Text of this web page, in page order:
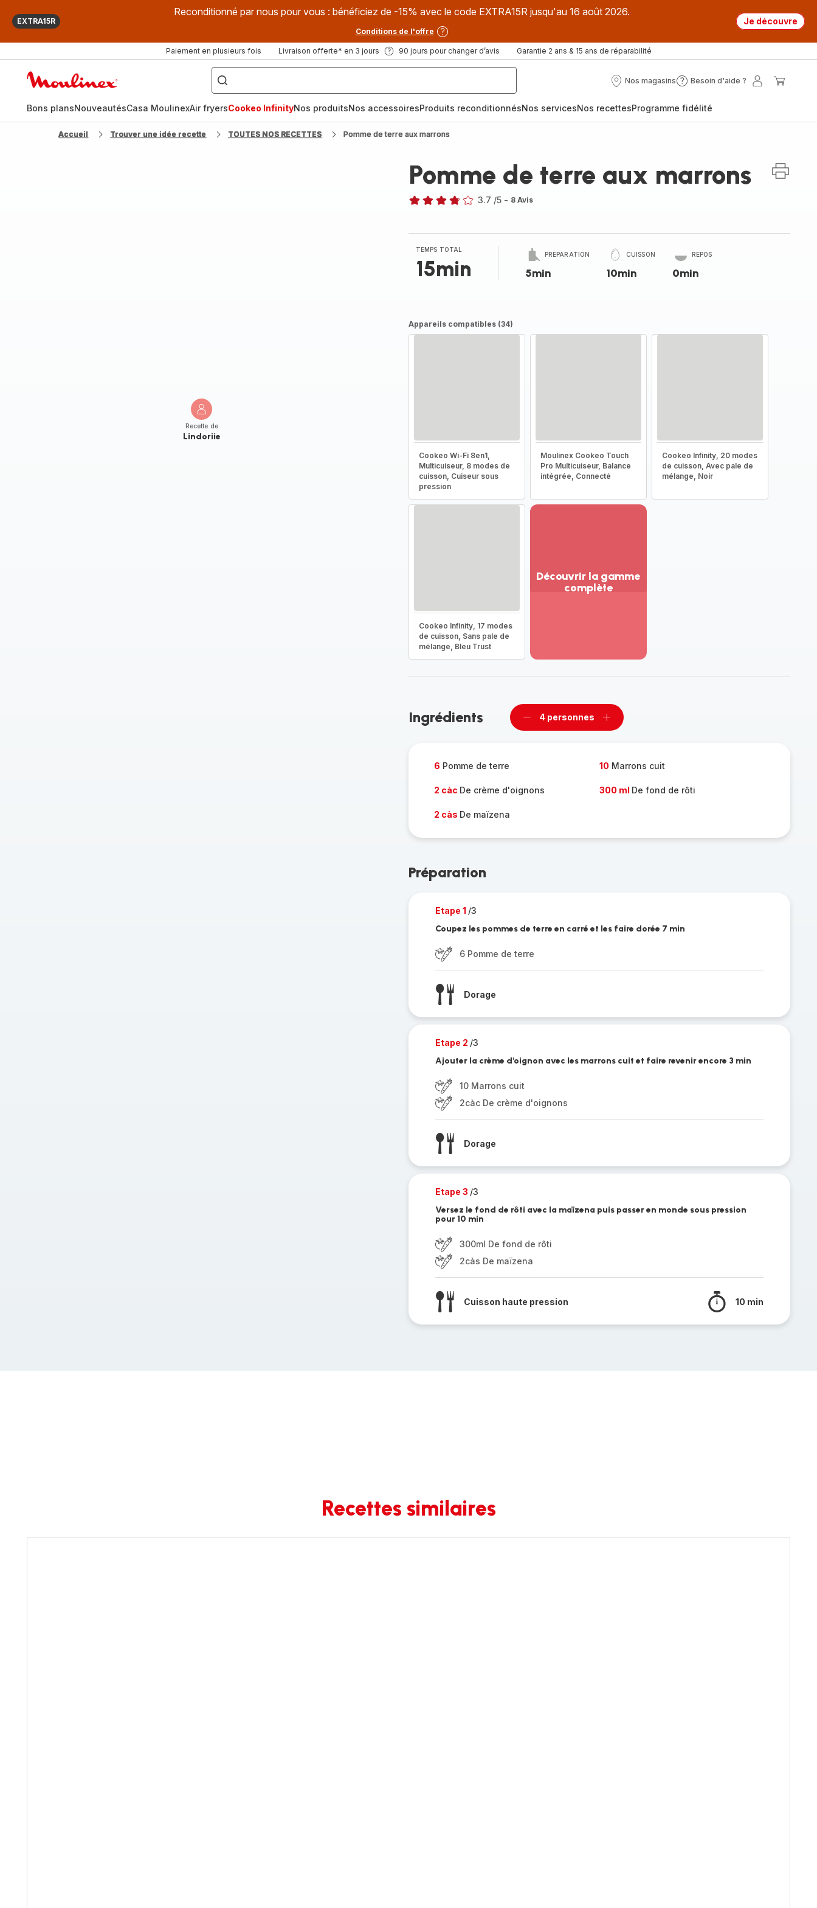
EXTRA15R
Reconditionné par nous pour vous : bénéficiez de -15% avec le code EXTRA15R jusqu'au 16 août 2026.
Conditions de l'offre
Je découvre
Paiement en plusieurs fois Livraison offerte* en 3 jours 90 jours pour changer d’avis Garantie 2 ans & 15 ans de réparabilité
["Que
recherchez-
vous
?",
fryer",
"Companion"]
Nos magasins
Nos
Besoin d'aide ?
Besoin
?
Mon
Bons plansNouveautésCasa MoulinexAir fryersCookeo InfinityNos produitsNos accessoiresProduits reconditionnésNos servicesNos recettesProgramme fidélité
Accueil Trouver une idée recette TOUTES NOS RECETTES Pomme de terre aux marrons
Recette de
Lindoriie
Pomme de terre aux marrons
3.7 /5 - 8 Avis
TEMPS TOTAL
15min
PRÉPARATION
5min
CUISSON
10min
REPOS
0min
Appareils compatibles (34)
Cookeo Wi-Fi 8en1,
Multicuiseur, 8 modes de
cuisson, Cuiseur sous
pression
Moulinex Cookeo Touch
Pro Multicuiseur, Balance
intégrée, Connecté
Cookeo Infinity, 20 modes
de cuisson, Avec pale de
mélange, Noir
Cookeo Infinity, 17 modes
de cuisson, Sans pale de
mélange, Bleu Trust
Découvrir la gamme
complète
gamme
Ingrédients
Supprimer
4 personnes
Ajouter
6 Pomme de terre 10 Marrons cuit
2 càc De crème d'oignons 300 ml De fond de rôti
2 càs De maïzena
Préparation
Etape 1 /3
Coupez les pommes de terre en carré et les faire dorée 7 min
6 Pomme de terre
Dorage
Etape 2 /3
Ajouter la crème d'oignon avec les marrons cuit et faire revenir encore 3 min
10 Marrons cuit
2càc De crème d'oignons
Dorage
Etape 3 /3
Versez le fond de rôti avec la maïzena puis passer en monde sous pression
pour 10 min
300ml De fond de rôti
2càs De maïzena
Cuisson haute pression 10 min
Recettes similaires